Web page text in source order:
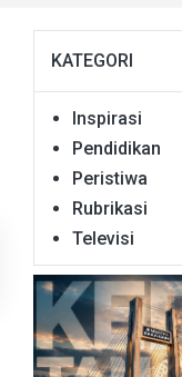
KATEGORI
Inspirasi
Pendidikan
Peristiwa
Rubrikasi
Televisi